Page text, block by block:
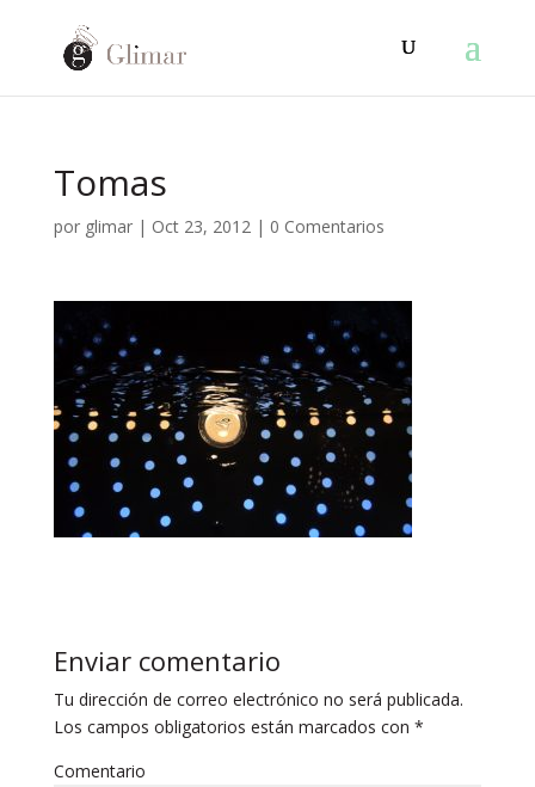
Tomas
por glimar| Oct 23, 2012| 0 Comentarios
Enviar comentario
Tu dirección de correo electrónico no será publicada.
Los campos obligatorios están marcados con *
Comentario